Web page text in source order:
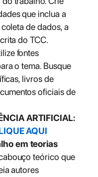
que inclua a
de dados, a
do TCC.
fontes
o tema. Busque
livros de
oficiais de
ARTIFICIAL:
AQUI
em teorias
teórico que
autores